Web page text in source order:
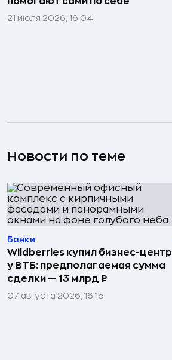
21 июля 2026, 16:04
Новости по теме
Банки
Wildberries купил бизнес-центр
у ВТБ: предполагаемая сумма
сделки — 13 млрд ₽
07 августа 2026, 16:15